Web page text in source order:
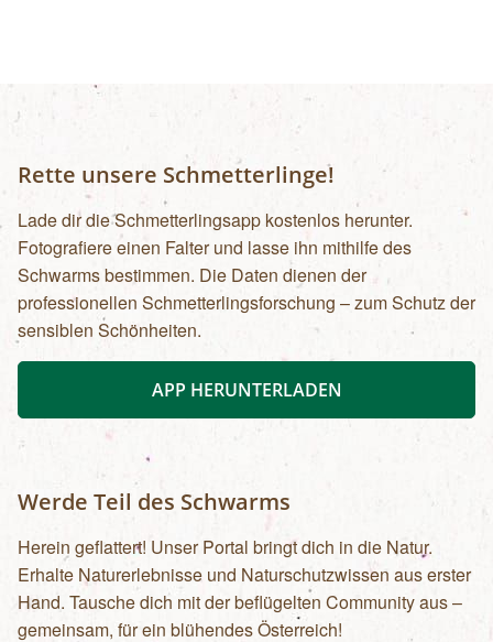
Rette unsere Schmetterlinge!
Lade dir die Schmetterlingsapp kostenlos herunter.
Fotografiere einen Falter und lasse ihn mithilfe des
Schwarms bestimmen. Die Daten dienen der
professionellen Schmetterlingsforschung – zum Schutz der
sensiblen Schönheiten.
APP HERUNTERLADEN
Werde Teil des Schwarms
Herein geflattert! Unser Portal bringt dich in die Natur.
Erhalte Naturerlebnisse und Naturschutzwissen aus erster
Hand. Tausche dich mit der beflügelten Community aus –
gemeinsam, für ein blühendes Österreich!